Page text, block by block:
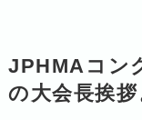
JPHMAコン
の大会長挨拶